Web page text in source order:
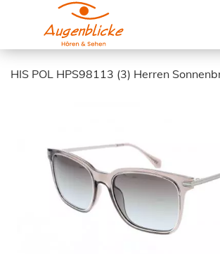
HIS POL HPS98113 (3) Herren